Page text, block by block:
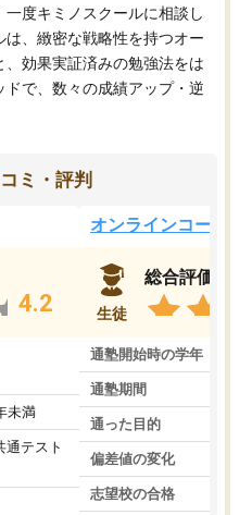
度キミノスクールに相談し
、緻密な戦略性を持つオー
効果実証済みの勉強法をは
ドで、数々の成績アップ・逆
ミ・評判
4.2
未満
通テスト
オンラインコース
生徒
総合評価
通塾開始時の学年
通塾期間
通った目的
偏差値の変化
志望校の合格